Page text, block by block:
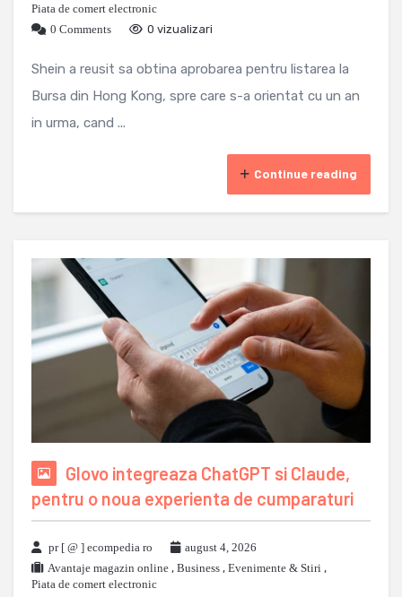
Piata de comert electronic
0 Comments
0 vizualizari
Shein a reusit sa obtina aprobarea pentru listarea la
Bursa din Hong Kong, spre care s-a orientat cu un an
in urma, cand ...
Continue reading
Glovo integreaza ChatGPT si Claude,
pentru o noua experienta de cumparaturi
pr [ @ ] ecompedia ro
august 4, 2026
Avantaje magazin online , Business , Evenimente & Stiri ,
Piata de comert electronic